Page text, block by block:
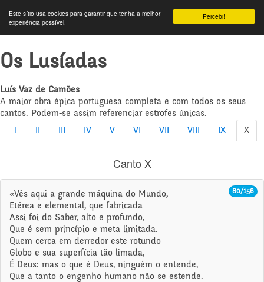
Percebi!
Este sítio usa cookies para garantir que tenha a melhor
experiência possível.
Os Lusíadas
Luís Vaz de Camões
A maior obra épica portuguesa completa e com todos os seus
cantos. Podem-se assim referenciar estrofes únicas.
IV V VI VII VIII IX X
Canto X
80/156
«Vês aqui a grande máquina do Mundo,
Etérea e elemental, que fabricada
Assi foi do Saber, alto e profundo,
Que é sem princípio e meta limitada.
Quem cerca em derredor este rotundo
Globo e sua superfícia tão limada,
É Deus: mas o que é Deus, ninguém o entende,
Que a tanto o engenho humano não se estende.